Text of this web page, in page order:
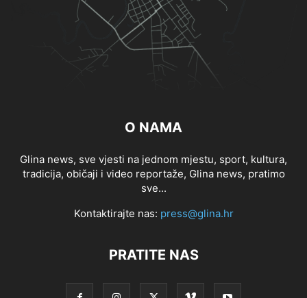
O NAMA
Glina news, sve vjesti na jednom mjestu, sport, kultura,
tradicija, običaji i video reportaže, Glina news, pratimo
sve...
Kontaktirajte nas: press@glina.hr
PRATITE NAS